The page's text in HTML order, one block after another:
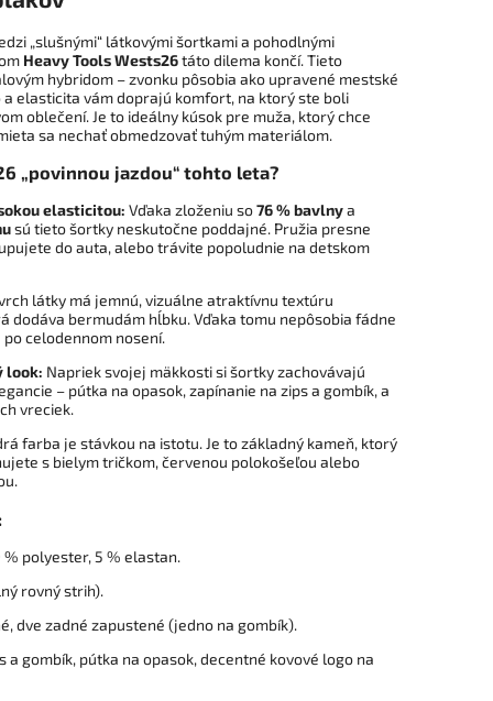
„slušnými“ látkovými šortkami a pohodlnými
Heavy Tools Wests26táto dilema končí. Tieto
hybridom – zvonku pôsobia ako upravené mestské
elasticita vám doprajú komfort, na ktorý ste boli
oblečení. Je to ideálny kúsok pre muža, ktorý chce
sa nechať obmedzovať tuhým materiálom.
„povinnou jazdou“ tohto leta?
elasticitou: Vďaka zloženiu so76 % bavlnya
sú tieto šortky neskutočne poddajné. Pružia presne
do auta, alebo trávite popoludnie na detskom
látky má jemnú, vizuálne atraktívnu textúru
dodáva bermudám hĺbku. Vďaka tomu nepôsobia fádne
celodennom nosení.
look: Napriek svojej mäkkosti si šortky zachovávajú
– pútka na opasok, zapínanie na zips a gombík, a
vreciek.
farba je stávkou na istotu. Je to základný kameň, ktorý
s bielym tričkom, červenou polokošeľou alebo
% polyester, 5 % elastan.
rovný strih).
dve zadné zapustené (jedno na gombík).
a gombík, pútka na opasok, decentné kovové logo na